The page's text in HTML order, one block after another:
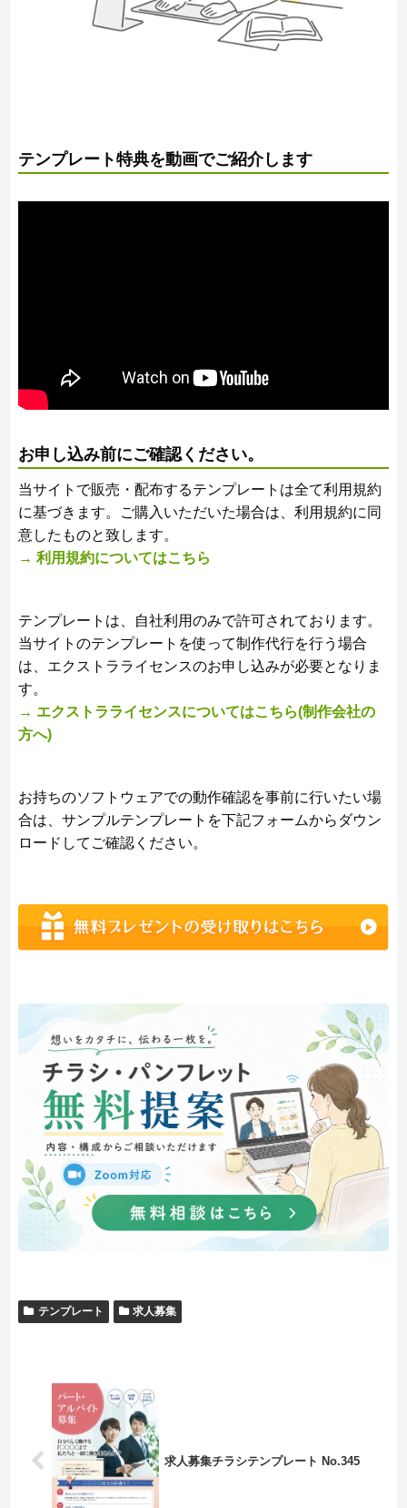
テンプレート特典を動画でご紹介します
お申し込み前にご確認ください。
当サイトで販売・配布するテンプレートは全て利用規約
に基づきます。ご購入いただいた場合は、利用規約に同
意したものと致します。
→ 利用規約についてはこちら
テンプレートは、自社利用のみで許可されております。
当サイトのテンプレートを使って制作代行を行う場合
は、エクストラライセンスのお申し込みが必要となりま
す。
→ エクストラライセンスについてはこちら(制作会社の
方へ)
お持ちのソフトウェアでの動作確認を事前に行いたい場
合は、サンプルテンプレートを下記フォームからダウン
ロードしてご確認ください。
テンプレート 求人募集
求人募集チラシテンプレート No.345